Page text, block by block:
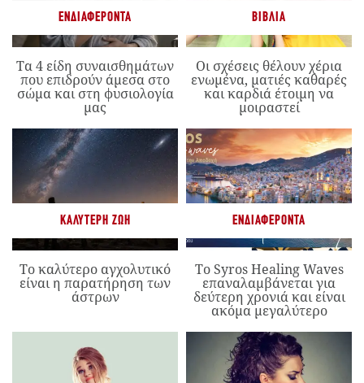
ΕΝΔΙΑΦΈΡΟΝΤΑ
Τα 4 είδη συναισθημάτων
που επιδρούν άμεσα στο
σώμα και στη φυσιολογία
μας
ΒΙΒΛΊΑ
Οι σχέσεις θέλουν χέρια
ενωμένα, ματιές καθαρές
και καρδιά έτοιμη να
μοιραστεί
ΚΑΛΎΤΕΡΗ ΖΩΉ
Το καλύτερο αγχολυτικό
είναι η παρατήρηση των
άστρων
ΕΝΔΙΑΦΈΡΟΝΤΑ
Το Syros Healing Waves
επαναλαμβάνεται για
δεύτερη χρονιά και είναι
ακόμα μεγαλύτερο